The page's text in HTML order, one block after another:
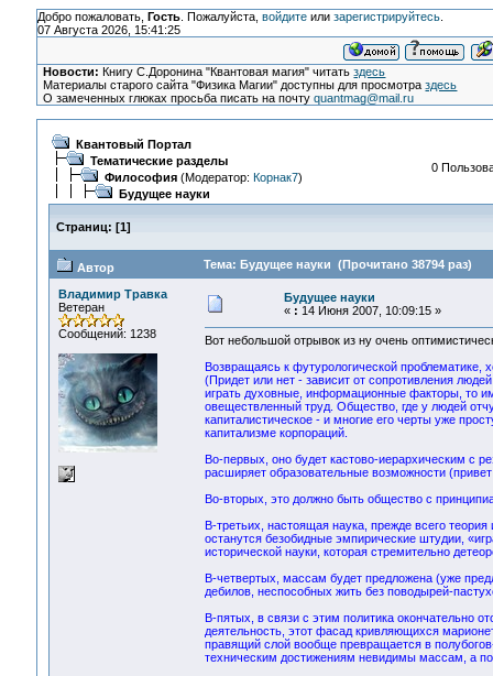
Добро пожаловать, Гость. Пожалуйста, войдитеили зарегистрируйтесь.
07 Августа 2026, 15:41:25
Новости: Книгу С.Доронина "Квантовая магия" читатьздесь
Материалы старого сайта "Физика Магии" доступны для просмотраздесь
О замеченных глюках просьба писать на почтуquantmag@mail.ru
Квантовый Портал
Тематические разделы
Философия(Модератор: Корнак7)
Будущее науки
0
Страниц: [1]
Автор Тема: Будущее науки (Прочитано 38794 раз)
Владимир Травка
Ветеран
Сообщений: 1238
Будущее науки
« : 14 Июня 2007, 10:09:15 »
Вот небольшой отрывок из ну очень
Возвращаясь к футурологической проблематике,
(Придет или нет - зависит от сопротивления
играть духовные, информационные факторы, то
овеществленный труд. Общество, где у людей
капиталистическое - и многие его черты уже
капитализме корпораций.
Во-первых, оно будет кастово-иерархическим с
расширяет образовательные возможности
Во-вторых, это должно быть общество с
В-третьих, настоящая наука, прежде всего теория
останутся безобидные эмпирические штудии,
исторической науки, которая стремительно
В-четвертых, массам будет предложена (уже
дебилов, неспособных жить без поводырей-
В-пятых, в связи с этим политика окончательно
деятельность, этот фасад кривляющихся
правящий слой вообще превращается в
техническим достижениям невидимы массам, а